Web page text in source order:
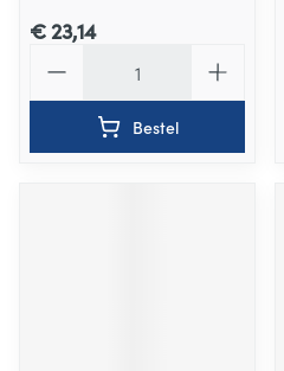
€ 23,14
Bestel